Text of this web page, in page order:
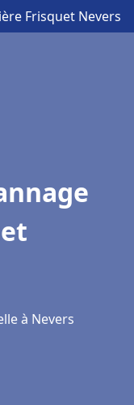
Frisquet Nevers
à Nevers